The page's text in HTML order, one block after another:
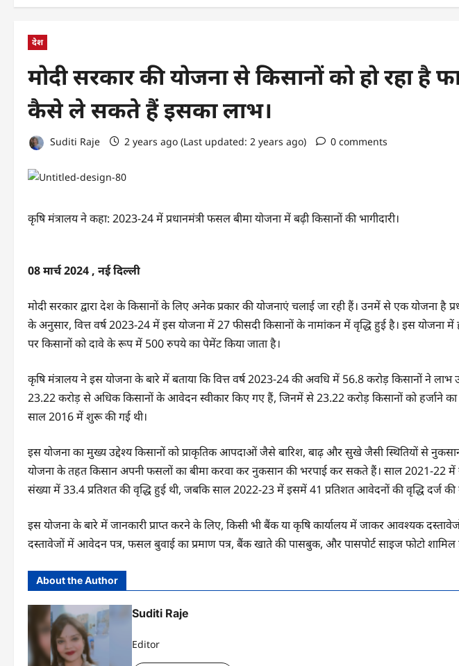
देश
मोदी सरकार की योजना से किसानों को हो रहा है
कैसे ले सकते हैं इसका लाभ।
Suditi Raje 2 years ago (Last updated: 2 years ago) 0 comments
कृषि मंत्रालय ने कहा: 2023-24 में प्रधानमंत्री फसल बीमा योजना में बढ़ी किसानों की भागीदारी।
08 मार्च 2024 , नई दिल्‍ली
मोदी सरकार द्वारा देश के किसानों के लिए अनेक प्रकार की योजनाएं चलाई जा रही हैं। उनमें से एक योजना है
के अनुसार, वित्त वर्ष 2023-24 में इस योजना में 27 फीसदी किसानों के नामांकन में वृद्धि हुई है। इस योजना
पर किसानों को दावे के रूप में 500 रुपये का पेमेंट किया जाता है।
कृषि मंत्रालय ने इस योजना के बारे में बताया कि वित्त वर्ष 2023-24 की अवधि में 56.8 करोड़ किसानों ने
23.22 करोड़ से अधिक किसानों के आवेदन स्वीकार किए गए हैं, जिनमें से 23.22 करोड़ किसानों को हर्जाने का
साल 2016 में शुरू की गई थी।
इस योजना का मुख्य उद्देश्य किसानों को प्राकृतिक आपदाओं जैसे बारिश, बाढ़ और सुखे जैसी स्थितियों से नुकसान
योजना के तहत किसान अपनी फसलों का बीमा करवा कर नुकसान की भरपाई कर सकते हैं। साल 2021-22
संख्या में 33.4 प्रतिशत की वृद्धि हुई थी, जबकि साल 2022-23 में इसमें 41 प्रतिशत आवेदनों की वृद्धि दर्ज की
इस योजना के बारे में जानकारी प्राप्त करने के लिए, किसी भी बैंक या कृषि कार्यालय में जाकर आवश्यक
दस्तावेजों में आवेदन पत्र, फसल बुवाई का प्रमाण पत्र, बैंक खाते की पासबुक, और पासपोर्ट साइज फोटो शामिल
About the Author
Suditi Raje
Editor